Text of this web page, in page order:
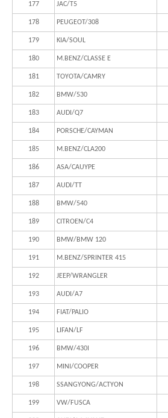
177 JAC/T5
178 PEUGEOT/308
179 KIA/SOUL
180 M.BENZ/CLASSE E
181 TOYOTA/CAMRY
182 BMW/530
183 AUDI/Q7
184 PORSCHE/CAYMAN
185 M.BENZ/CLA200
186 ASA/CAUYPE
187 AUDI/TT
188 BMW/540
189 CITROEN/C4
190 BMW/BMW 120
191 M.BENZ/SPRINTER 415
192 JEEP/WRANGLER
193 AUDI/A7
194 FIAT/PALIO
195 LIFAN/LF
196 BMW/430I
197 MINI/COOPER
198 SSANGYONG/ACTYON
199 VW/FUSCA